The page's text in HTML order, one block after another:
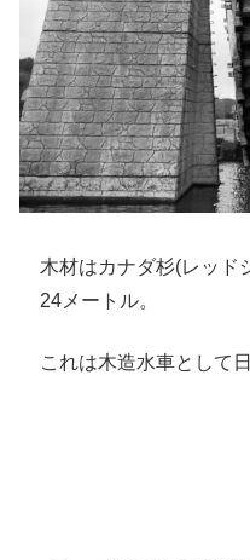
木材はカナダ杉(レッド
24メートル。
これは木造水車として